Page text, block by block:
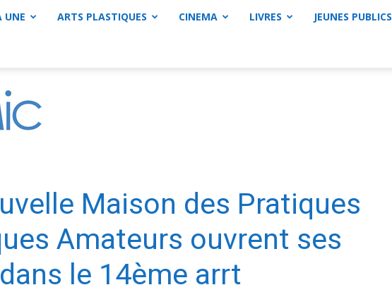
UNE ARTS PLASTIQUES CINEMA LIVRES JEUNES PUBLICS
Maison des Pratiques
Amateurs ouvrent ses
le 14ème arrt